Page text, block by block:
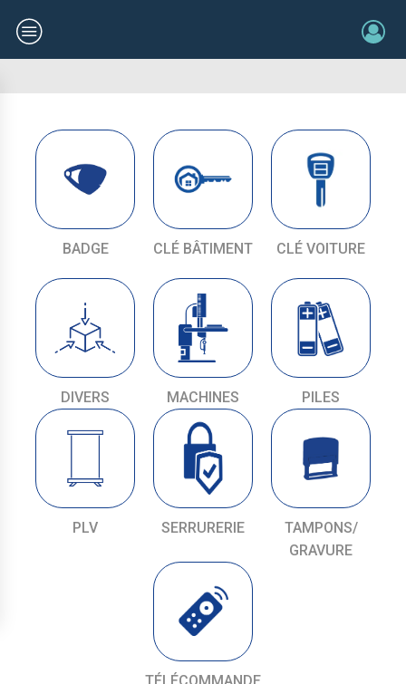
BADGE CLÉ BÂTIMENT CLÉ VOITURE
DIVERS MACHINES PILES
PLV SERRURERIE
TAMPONS/
GRAVURE